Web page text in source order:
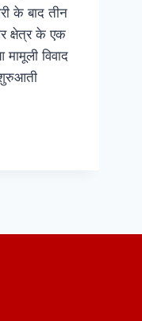
के बाद तीन
क्षेत्र के एक
विवाद